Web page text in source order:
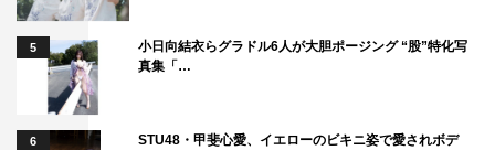
山田太一さんの作品はこれまで見ていましたし、宮藤さん
の脚本といえば俳優の皆が目指してでもご一緒したい脚本
家さんですので、その2人のタッグである本作ということ
で、大変面白く台本を読ませていただきました。戦争経験
5
小日向結衣らグラドル6人が大胆ポージング “股”特化写
真集「…
6
STU48・甲斐心愛、イエローのビキニ姿で愛されボデ